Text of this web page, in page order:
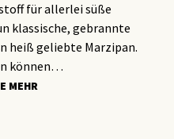
für allerlei süße
klassische, gebrannte
heiß geliebte Marzipan.
können…
MEHR